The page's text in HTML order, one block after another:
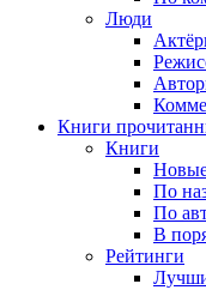
Люди
Книги
Книги
По
По
В
Рейтинги